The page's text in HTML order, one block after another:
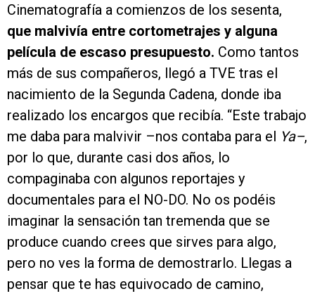
Cinematografía a comienzos de los sesenta,
que malvivía entre cortometrajes y alguna
película de escaso presupuesto. Como tantos
más de sus compañeros, llegó a TVE tras el
nacimiento de la Segunda Cadena, donde iba
realizado los encargos que recibía. “Este trabajo
me daba para malvivir –nos contaba para el Ya–,
por lo que, durante casi dos años, lo
compaginaba con algunos reportajes y
documentales para el NO-DO. No os podéis
imaginar la sensación tan tremenda que se
produce cuando crees que sirves para algo,
pero no ves la forma de demostrarlo. Llegas a
pensar que te has equivocado de camino,